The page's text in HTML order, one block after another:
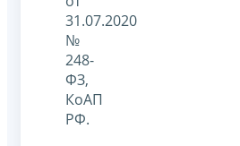
31.07.2020
№
248-
ФЗ,
КоАП
РФ.